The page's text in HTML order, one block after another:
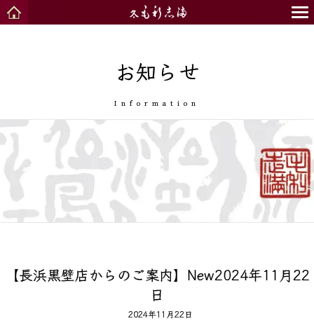
お知らせ
Information
【長浜黒壁店からのご案内】New2024年11月22
日
2024年11月22日